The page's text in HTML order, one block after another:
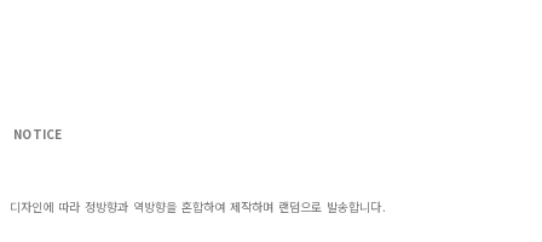
NOTICE
디자인에 따라 정방향과 역방향을 혼합하여 제작하며 랜덤으로 발송합니다.